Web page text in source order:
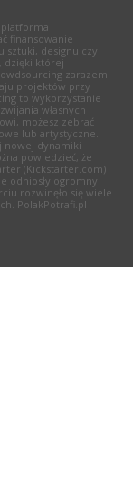
finansowanie
sztuki, designu czy
dzięki której
zarazem.
projektów przy
to wykorzystanie
własnych
możesz zebrać
lub artystyczne.
nowej dynamiki
powiedzieć, że
(Kickstarter.com)
odniosły ogromny
rozwinęło się wiele
PolakPotrafi.pl -